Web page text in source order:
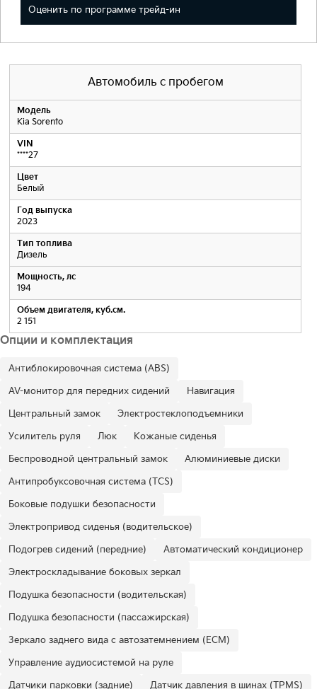
Оценить по программе трейд-ин
Автомобиль с пробегом
Модель
Kia Sorento
VIN
****27
Цвет
Белый
Год выпуска
2023
Тип топлива
Дизель
Мощность, лс
194
Объем двигателя, куб.см.
2 151
Опции и комплектация
Антиблокировочная система (ABS)
AV-монитор для передних сидений
Навигация
Центральный замок
Электростеклоподъемники
Усилитель руля
Люк
Кожаные сиденья
Беспроводной центральный замок
Алюминиевые диски
Антипробуксовочная система (TCS)
Боковые подушки безопасности
Электропривод сиденья (водительское)
Подогрев сидений (передние)
Автоматический кондиционер
Электроскладывание боковых зеркал
Подушка безопасности (водительская)
Подушка безопасности (пассажирская)
Зеркало заднего вида с автозатемнением (ECM)
Управление аудиосистемой на руле
Датчики парковки (задние)
Датчик давления в шинах (TPMS)